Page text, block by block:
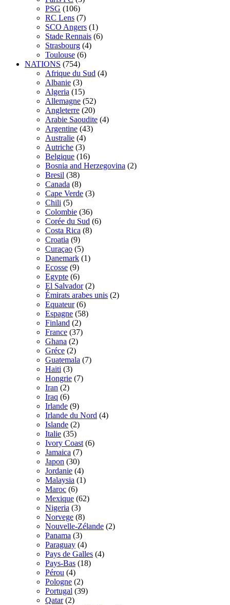
PSG (106)
RC Lens (7)
SCO Angers (1)
Stade Rennais (6)
Strasbourg (4)
Toulouse (6)
NATIONS (754)
Afrique du Sud (4)
Albanie (3)
Algeria (15)
Allemagne (52)
Angleterre (20)
Arabie Saoudite (4)
Argentine (43)
Australie (4)
Autriche (3)
Belgique (16)
Bosnia and Herzegovina (2)
Bresil (38)
Canada (8)
Cape Verde (3)
Chili (5)
Colombie (36)
Corée du Sud (6)
Costa Rica (8)
Croatia (9)
Curaçao (5)
Danemark (1)
Ecosse (9)
Egypte (6)
El Salvador (2)
Émirats arabes unis (2)
Equateur (6)
Espagne (58)
Finland (2)
France (37)
Ghana (2)
Gréce (2)
Guatemala (7)
Haiti (3)
Hongrie (7)
Iran (2)
Iraq (6)
Irlande (9)
Irlande du Nord (4)
Islande (2)
Italie (35)
Ivory Coast (6)
Jamaica (7)
Japon (30)
Jordanie (4)
Malaysia (1)
Maroc (6)
Mexique (62)
Nigeria (3)
Norvege (8)
Nouvelle-Zélande (2)
Panama (3)
Paraguay (4)
Pays de Galles (4)
Pays-Bas (18)
Pérou (4)
Pologne (2)
Portugal (39)
Qatar (2)